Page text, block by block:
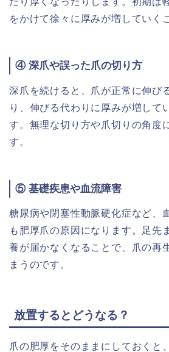
をかけて徐々に厚みが増していく
④ 深爪や誤った爪の切り方
深爪を続けると、爪が正常に伸び
り、伸びる代わりに厚みが増して
す。無理な切り方や爪切りの角度
す。
⑤ 基礎疾患や血流障害
糖尿病や閉塞性動脈硬化症など、
も肥厚爪の原因になります。足先
養が届かなくなることで、爪の再
まうのです。
放置するとどうなる？
爪の肥厚をそのままにしておくと